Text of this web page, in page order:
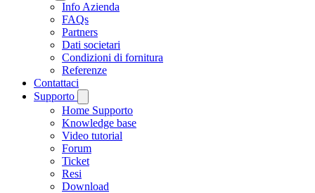
Info Azienda
FAQs
Partners
Dati societari
Condizioni di fornitura
Referenze
Contattaci
Supporto
Home Supporto
Knowledge base
Video tutorial
Forum
Ticket
Resi
Download